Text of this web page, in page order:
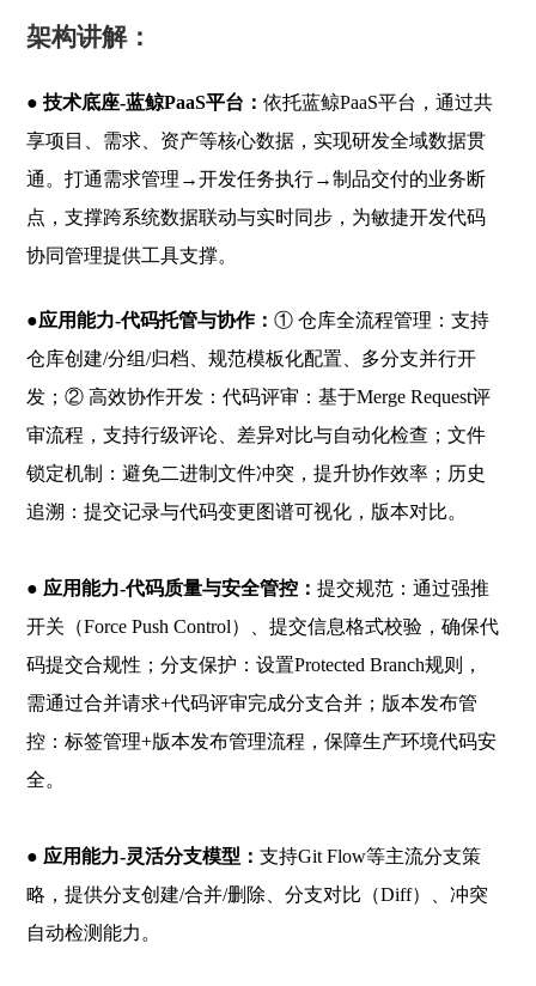
架构讲解：
●技术底座-蓝鲸PaaS平台：依托蓝鲸PaaS平台，通过共
享项目、需求、资产等核心数据，实现研发全域数据贯
通。打通需求管理→开发任务执行→制品交付的业务断
点，支撑跨系统数据联动与实时同步，为敏捷开发代码
协同管理提供工具支撑。
●应用能力-代码托管与协作：① 仓库全流程管理：支持
仓库创建/分组/归档、规范模板化配置、多分支并行开
发；② 高效协作开发：代码评审：基于Merge Request评
审流程，支持行级评论、差异对比与自动化检查；文件
锁定机制：避免二进制文件冲突，提升协作效率；历史
追溯：提交记录与代码变更图谱可视化，版本对比。
● 应用能力-代码质量与安全管控：提交规范：通过强推
开关（Force Push Control）、提交信息格式校验，确保代
码提交合规性；分支保护：设置Protected Branch规则，
需通过合并请求+代码评审完成分支合并；版本发布管
控：标签管理+版本发布管理流程，保障生产环境代码安
全。
● 应用能力-灵活分支模型：支持Git Flow等主流分支策
略，提供分支创建/合并/删除、分支对比（Diff）、冲突
自动检测能力。